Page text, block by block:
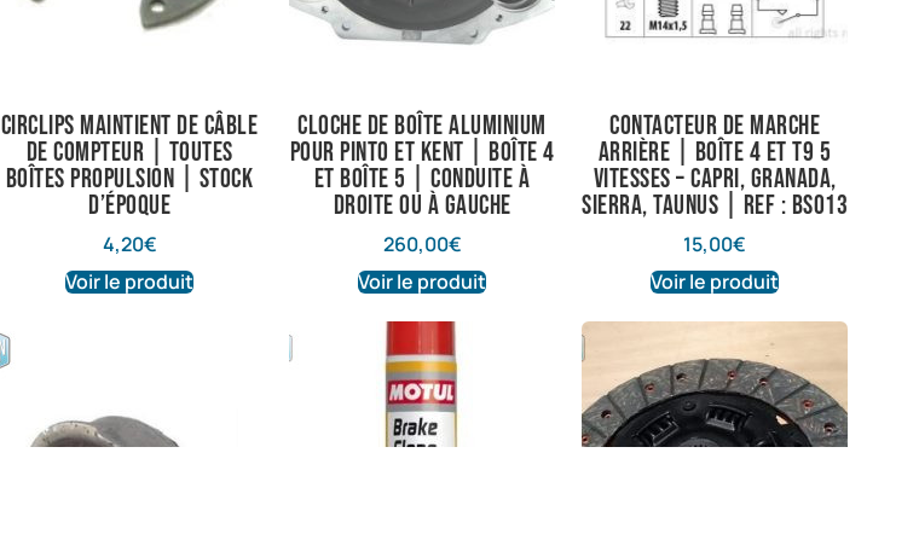
Circlips maintient de câble
de compteur | Toutes
boîtes propulsion | Stock
d’époque
4,20€
Voir le produit
Cloche de boîte aluminium
pour Pinto et Kent | Boîte 4
et boîte 5 | Conduite à
droite ou à gauche
260,00€
Voir le produit
Contacteur de marche
arrière | Boîte 4 et T9 5
vitesses – Capri, Granada,
Sierra, Taunus | Ref : BS013
15,00€
Voir le produit